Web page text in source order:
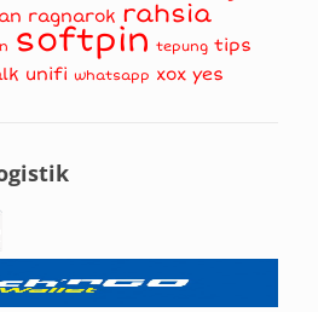
ragnarok rahsia
softpin tepung tips
unifi whatsapp xox yes